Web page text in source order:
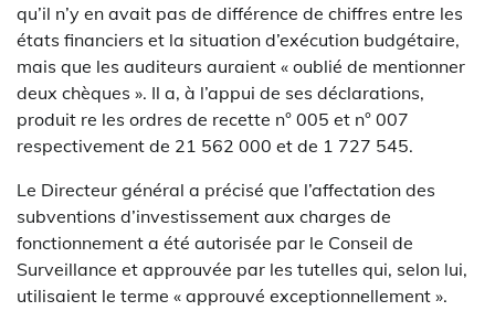
qu’il n’y en avait pas de différence de chiffres entre les
états financiers et la situation d’exécution budgétaire,
mais que les auditeurs auraient « oublié de mentionner
deux chèques ». Il a, à l’appui de ses déclarations,
produit re les ordres de recette n° 005 et n° 007
respectivement de 21 562 000 et de 1 727 545.
Le Directeur général a précisé que l’affectation des
subventions d’investissement aux charges de
fonctionnement a été autorisée par le Conseil de
Surveillance et approuvée par les tutelles qui, selon lui,
utilisaient le terme « approuvé exceptionnellement ».